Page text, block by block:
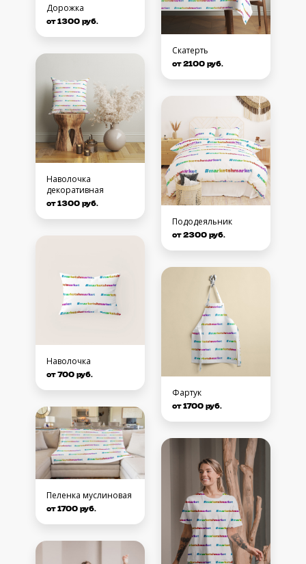
Дорожка
от 1300 руб.
Наволочка
декоративная
от 1300 руб.
Наволочка
от 700 руб.
Пеленка муслиновая
от 1700 руб.
Скатерть
от 2100 руб.
Пододеяльник
от 2300 руб.
Фартук
от 1700 руб.